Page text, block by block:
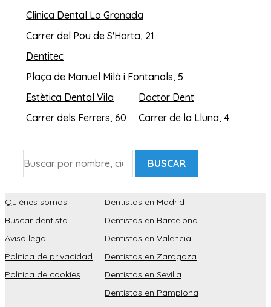
Clinica Dental La Granada
Carrer del Pou de S'Horta, 21
Dentitec
Plaça de Manuel Milà i Fontanals, 5
Estètica Dental Vila
Carrer dels Ferrers, 60
Doctor Dent
Carrer de la Lluna, 4
BUSCAR
Quiénes somos
Buscar dentista
Aviso legal
Política de privacidad
Política de cookies
Dentistas en Madrid
Dentistas en Barcelona
Dentistas en Valencia
Dentistas en Zaragoza
Dentistas en Sevilla
Dentistas en Pamplona